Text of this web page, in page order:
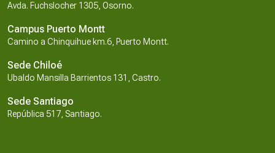
Avda. Fuchslocher 1305, Osorno.
Campus Puerto Montt
Camino a Chinquihue km.6, Puerto Montt.
Sede Chiloé
Ubaldo Mansilla Barrientos 131, Castro.
Sede Santiago
República 517, Santiago.